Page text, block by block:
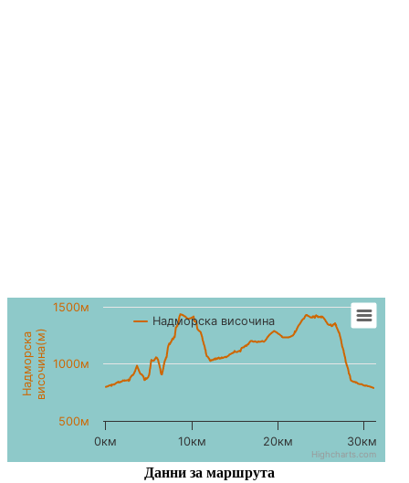
Надморскависочина(м)
Надморска височина
0км 10км 20км 30км
500м
1000м
1500м
Highcharts.com
Данни за маршрута